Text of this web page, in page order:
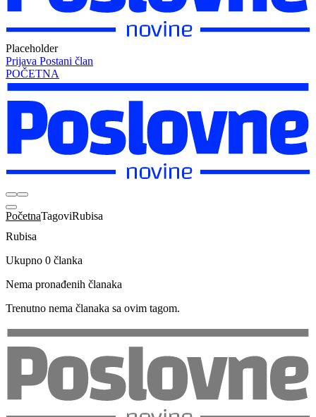
Placeholder
Prijava Postani član
POČETNA
PočetnaTagoviRubisa
Rubisa
Ukupno 0 članka
Nema pronađenih članaka
Trenutno nema članaka sa ovim tagom.